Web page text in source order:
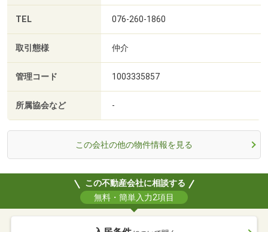
TEL 076-260-1860
取引態様 仲介
管理コード 1003335857
所属協会など -
この会社の他の物件情報を見る
この不動産会社に相談する
無料・簡単入力2項目